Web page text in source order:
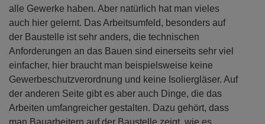
alle Gewerke haben. Aber natürlich hat man vieles
auch hier gelernt. Das Arbeitsumfeld, besonders auf
der Baustelle ist sehr anders, die technischen
Anforderungen an das Bauen sind einerseits sehr viel
einfacher, hier braucht man beispielsweise keine
Gewerbeschutzverordnung und keine Isoliergläser. Auf
der anderen Seite gibt es aber auch Dinge, die das
Arbeiten umfangreicher gestalten. Dazu gehört, dass
man Bauarbeitern auf der Baustelle zeigt, wie es